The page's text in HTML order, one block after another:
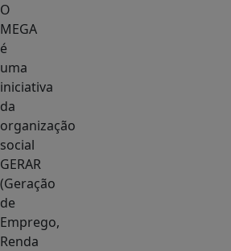
O
MEGA
é
uma
iniciativa
da
organização
social
GERAR
(Geração
de
Emprego,
Renda